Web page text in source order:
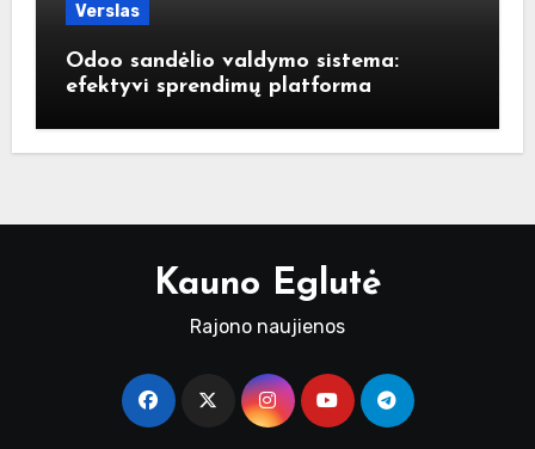
Verslas
Odoo sandėlio valdymo sistema:
efektyvi sprendimų platforma
Kauno Eglutė
Rajono naujienos